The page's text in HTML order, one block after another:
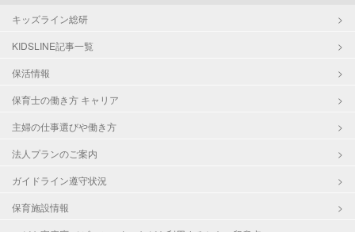
キッズライン総研
KIDSLINE記事一覧
保活情報
保育士の働き方 キャリア
主婦の仕事選びや働き方
法人プランのご案内
ガイドライン遵守状況
保育施設情報